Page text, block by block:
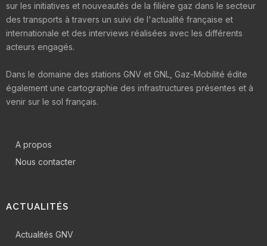
sur les initiatives et nouveautés de la filière gaz dans le secteur
des transports à travers un suivi de l'actualité française et
internationale et des interviews réalisées avec les différents
acteurs engagés.
Dans le domaine des stations GNV et GNL, Gaz-Mobilité édite
également une cartographie des infrastructures présentes et à
venir sur le sol français.
A propos
Nous contacter
ACTUALITÉS
Actualités GNV